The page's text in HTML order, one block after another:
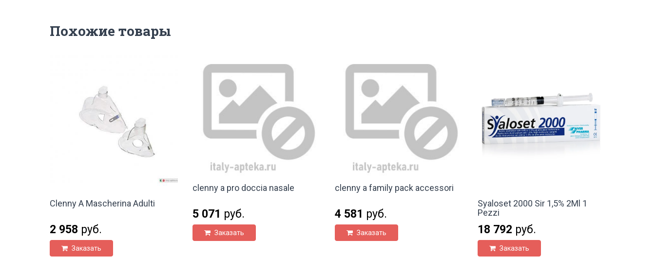
Похожие товары
Clenny A Mascherina Adulti
2 958 руб.
Заказать
clenny a pro doccia nasale
5 071 руб.
Заказать
clenny a family pack accessori
4 581 руб.
Заказать
Syaloset 2000 Sir 1,5% 2Ml 1
Pezzi
18 792 руб.
Заказать